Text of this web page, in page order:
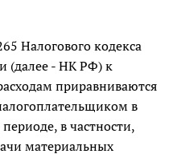
Налогового кодекса
(далее - НК РФ) к
приравниваются
в
в частности,
материальных